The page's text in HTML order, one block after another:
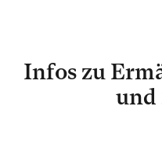
Infos zu
und